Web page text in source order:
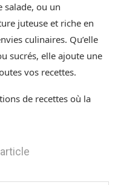
salade, ou un
juteuse et riche en
culinaires. Qu’elle
sucrés, elle ajoute une
vos recettes.
de recettes où la